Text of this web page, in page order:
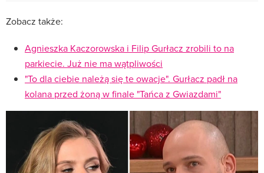
Zobacz także:
Agnieszka Kaczorowska i Filip Gurłacz zrobili to na
parkiecie. Już nie ma wątpliwości
"To dla ciebie należą się te owacje". Gurłacz padł na
kolana przed żoną w finale "Tańca z Gwiazdami"